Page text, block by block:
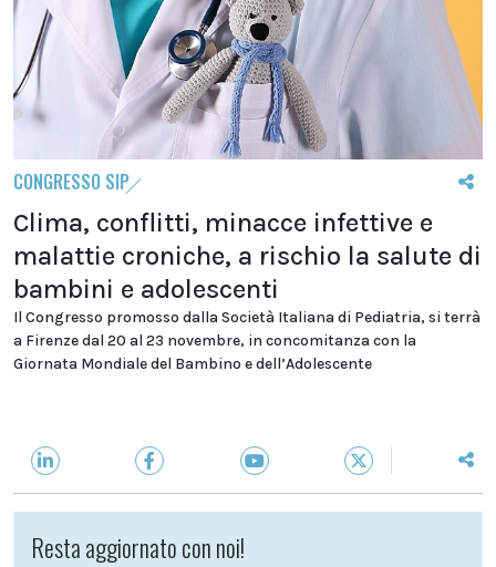
CONGRESSO SIP
Clima, conflitti, minacce infettive e
malattie croniche, a rischio la salute di
bambini e adolescenti
Il Congresso promosso dalla Società Italiana di Pediatria, si terrà
a Firenze dal 20 al 23 novembre, in concomitanza con la
Giornata Mondiale del Bambino e dell’Adolescente
Resta aggiornato con noi!